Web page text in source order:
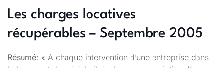
Les charges locatives
récupérables – Septembre 2005
Résumé: « A chaque intervention d’une entreprise dans